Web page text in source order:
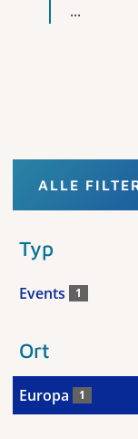
...
ALLE
Typ
Events 1
Ort
Europa 1